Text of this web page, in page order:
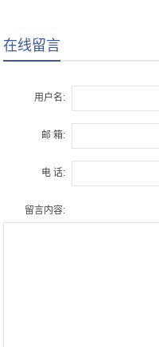
在线留言
用户名:
邮 箱:
电 话:
留言内容: